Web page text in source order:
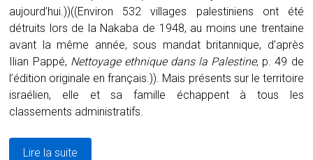
aujourd’hui.))((Environ 532 villages palestiniens ont été
détruits lors de la Nakaba de 1948, au moins une trentaine
avant la même année, sous mandat britannique, d’après
Ilian Pappé, Nettoyage ethnique dans la Palestine, p. 49 de
l’édition originale en français.)). Mais présents sur le territoire
israélien, elle et sa famille échappent à tous les
classements administratifs.
Lire la suite